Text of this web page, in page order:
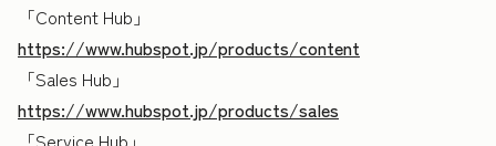
「Content Hub」
https://www.hubspot.jp/products/content
「Sales Hub」
https://www.hubspot.jp/products/sales
「Service Hub」